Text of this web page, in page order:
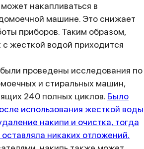
накапливаться в
машине. Это снижает
приборов. Таким образом,
с жесткой водой приходится
проведены исследования по
и стиральных машин,
240 полных циклов. Было
использования жесткой воды
накипи и очистка, тогда
никаких отложений.